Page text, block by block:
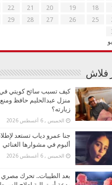
18
19
20
21
22
25
26
27
28
29
فلاش
كيف تسبب سائح كويتي في
منزل عبدالحليم حافظ ومنع
زيارته؟
الخميس , 6 أغسطس 2026
جنا عمرو دياب تستعد
ألبوم في مشوارها الغنائي
الخميس , 6 أغسطس 2026
بعد الطيبات.. تحرك